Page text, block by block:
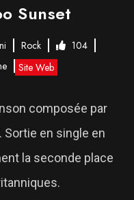
Sunset
Rock
104
Site Web
composée par
Sortie en single en
la seconde place